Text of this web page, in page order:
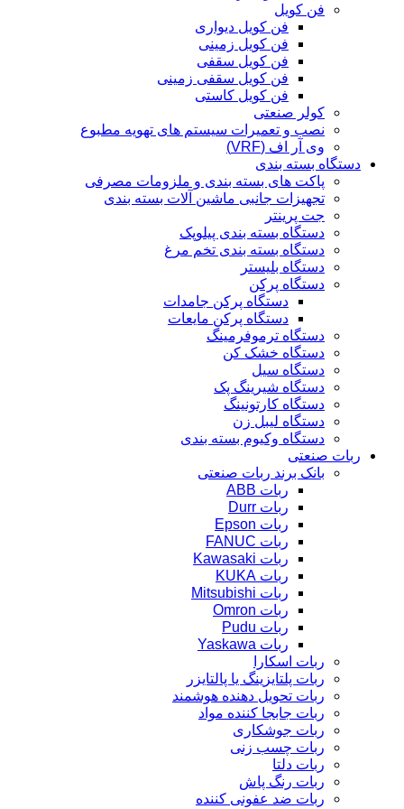
فن کویل
فن کویل دیواری
فن کویل زمینی
فن کویل سقفی
فن کویل سقفی زمینی
فن کویل کاستی
کولر صنعتی
نصب و تعمیرات سیستم های تهویه مطبوع
وی آر اف (VRF)
دستگاه بسته بندی
پاکت های بسته بندی و ملزومات مصرفی
تجهیزات جانبی ماشین آلات بسته بندی
جت پرینتر
دستگاه بسته بندی پیلوپک
دستگاه بسته بندی تخم مرغ
دستگاه بلیستر
دستگاه پرکن
دستگاه پرکن جامدات
دستگاه پرکن مایعات
دستگاه ترموفرمینگ
دستگاه خشک کن
دستگاه سیل
دستگاه شیرینگ پک
دستگاه کارتونینگ
دستگاه لیبل زن
دستگاه وکیوم بسته بندی
ربات صنعتی
بانک برند ربات صنعتی
ربات ABB
ربات Durr
ربات Epson
ربات FANUC
ربات Kawasaki
ربات KUKA
ربات Mitsubishi
ربات Omron
ربات Pudu
ربات Yaskawa
ربات اسکارا
ربات پلتایزینگ یا پالتایزر
ربات تحویل دهنده هوشمند
ربات جابجا کننده مواد
ربات جوشکاری
ربات چسب زنی
ربات دلتا
ربات رنگ پاش
ربات ضد عفونی کننده